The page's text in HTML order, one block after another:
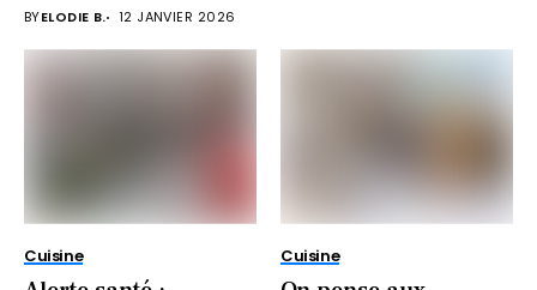
BYELODIE B. 12 JANVIER 2026
Cuisine Cuisine